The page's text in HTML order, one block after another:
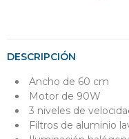
DESCRIPCIÓN
Ancho de 60 cm
Motor de 90W
3 niveles de
Filtros de aluminio